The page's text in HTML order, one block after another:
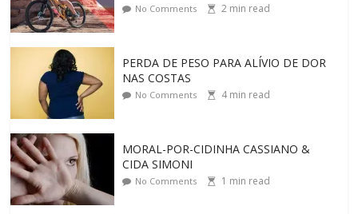
No Comments 2 min read
PERDA DE PESO PARA ALÍVIO DE DOR
NAS COSTAS
No Comments 4min read
MORAL-POR-CIDINHA CASSIANO &
CIDA SIMONI
No Comments 1 min read